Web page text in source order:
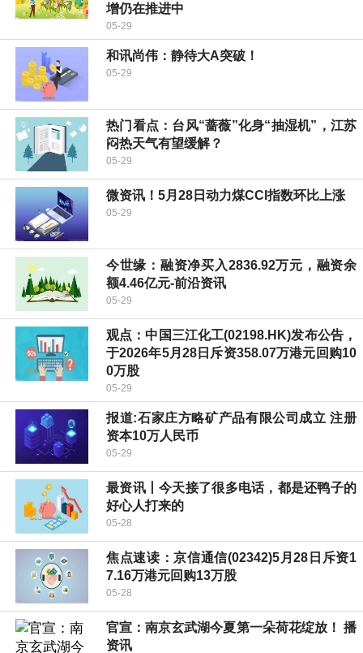
增仍在推进中
05-29
和讯尚伟：静待大A突破！
05-29
热门看点：台风“蔷薇”化身“抽湿机”，江苏
闷热天气有望缓解？
05-29
微资讯！5月28日动力煤CCI指数环比上涨
05-29
今世缘：融资净买入2836.92万元，融资余
额4.46亿元-前沿资讯
05-29
观点：中国三江化工(02198.HK)发布公告，
于2026年5月28日斥资358.07万港元回购10
0万股
05-29
报道:石家庄方略矿产品有限公司成立 注册
资本10万人民币
05-29
最资讯丨今天接了很多电话，都是还鸭子的
好心人打来的
05-28
焦点速读：京信通信(02342)5月28日斥资1
7.16万港元回购13万股
05-28
官宣：南京玄武湖今夏第一朵荷花绽放！ 播
资讯